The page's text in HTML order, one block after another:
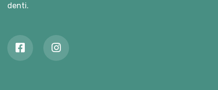
denti.